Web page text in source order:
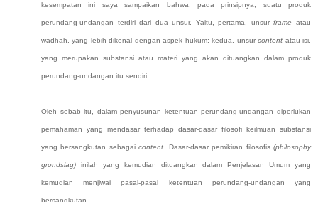
kesempatan ini saya sampaikan bahwa pada prinsipnya, suatu produk
perundang-undangan terdiri dari dua unsur. Yaitu, pertama, unsurframe atau
wadhah, yang lebih dikenal dengan aspek hukum; kedua, unsurcontent atau isi,
yang merupakan substansi atau materi yang akan dituangkan dalam produk
perundang-undangan itu sendiri.
Oleh sebab itu, dalam penyusunan ketentuanperundang-undangan diperlukan
pemahaman yang mendasar terhadap dasar-dasar filosofi keilmuan substansi
yang bersangkutan sebagaicontent . Dasar-dasar pemikiran filosofis(philosophy
grondslag) inilah yang kemudian dituangkan dalam Penjelasan Umum yang
kemudian menjiwai pasal-pasal ketentuan perundang-undangan yang
bersangkutan.